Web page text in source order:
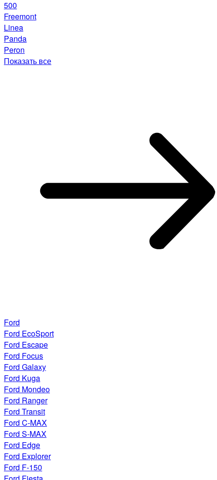
500
Freemont
Linea
Panda
Peron
Показать все
Ford
Ford EcoSport
Ford Escape
Ford Focus
Ford Galaxy
Ford Kuga
Ford Mondeo
Ford Ranger
Ford Transit
Ford C-MAX
Ford S-MAX
Ford Edge
Ford Explorer
Ford F-150